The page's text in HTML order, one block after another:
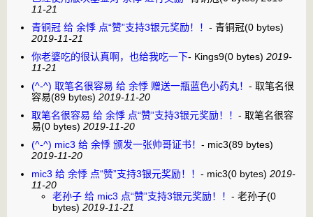
11-21
青铜冠 给 余悸 点“赞”支持3银元奖励！！ - 青铜冠(0 bytes)
2019-11-21
你老婆吃的很认真啊，也给我吃一下- Kings9(0 bytes) 2019-
11-21
(^-^) 取笔名很容易 给 余悸 赠送一瓶蓝色小药丸！ - 取笔名很
容易(89 bytes) 2019-11-20
取笔名很容易 给 余悸 点“赞”支持3银元奖励！！ - 取笔名很容
易(0 bytes) 2019-11-20
(^-^) mic3 给 余悸 颁发一张帅哥证书！ - mic3(89 bytes)
2019-11-20
mic3 给 余悸 点“赞”支持3银元奖励！！ - mic3(0 bytes) 2019-
11-20
老孙子 给 mic3 点“赞”支持3银元奖励！！ - 老孙子(0
bytes) 2019-11-21